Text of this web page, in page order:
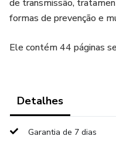
de transmissão,
formas de prevenção e
Ele contém 44 páginas
Detalhes
Garantia de 7 dias